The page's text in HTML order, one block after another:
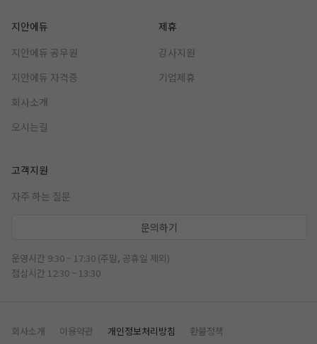
지안에듀
지안에듀 공무원
지안에듀 자격증
회사소개
오시는길
제휴
강사지원
기업제휴
고객지원
자주 하는 질문
문의하기
운영시간 9:30 ~ 17:30 (주말, 공휴일 제외)
점심시간 12:30 ~ 13:30
회사소개 이용약관 개인정보처리방침 환불정책